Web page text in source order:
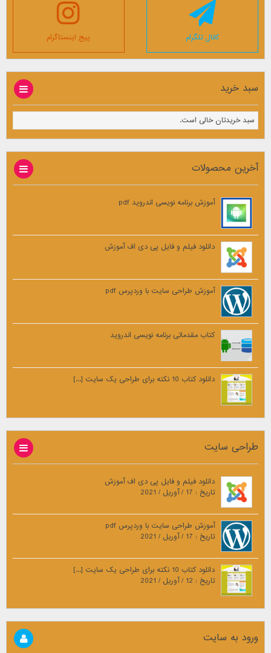
کانال تلگرام پیج اینستاگرام
سبد خرید
سبد خریدتان خالی است.
آخرین محصولات
آموزش برنامه نویسی اندروید pdf
دانلود فیلم و فایل پی دی اف آموزش
آموزش طراحی سایت با وردپرس pdf
کتاب مقدماتی برنامه نویسی اندروید
دانلود کتاب 10 نکته برای طراحی یک سایت [...]
طراحی سایت
دانلود فیلم و فایل پی دی اف آموزش
تاریخ : 17 / آوریل / 2021
آموزش طراحی سایت با وردپرس pdf
تاریخ : 17 / آوریل / 2021
دانلود کتاب 10 نکته برای طراحی یک سایت [...]
تاریخ : 12 / آوریل / 2021
ورود به سایت